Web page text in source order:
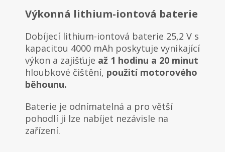
Výkonná lithium-iontová baterie
Dobíjecí lithium-iontová baterie 25,2 V s
kapacitou 4000 mAh poskytuje vynikající
výkon a zajišťuje až 1 hodinu a 20 minut
hloubkové čištění, použití motorového
běhounu.
Baterie je odnímatelná a pro větší
pohodlí ji lze nabíjet nezávisle na
zařízení.